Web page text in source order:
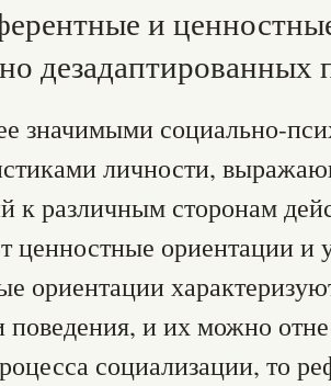
и
дезадаптированных
значимыми социально-
личности,
к различным сторонам
ценностные ориентации и
ориентации
поведения, и их можно
социализации, то